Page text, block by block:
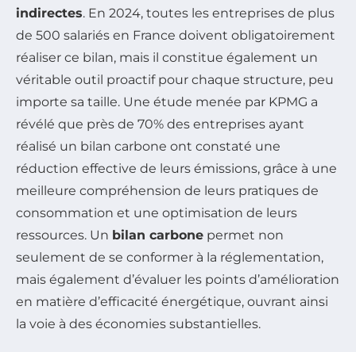
indirectes. En 2024, toutes les entreprises de plus
de 500 salariés en France doivent obligatoirement
réaliser ce bilan, mais il constitue également un
véritable outil proactif pour chaque structure, peu
importe sa taille. Une étude menée par KPMG a
révélé que près de 70% des entreprises ayant
réalisé un bilan carbone ont constaté une
réduction effective de leurs émissions, grâce à une
meilleure compréhension de leurs pratiques de
consommation et une optimisation de leurs
ressources. Un bilan carbone permet non
seulement de se conformer à la réglementation,
mais également d’évaluer les points d’amélioration
en matière d’efficacité énergétique, ouvrant ainsi
la voie à des économies substantielles.